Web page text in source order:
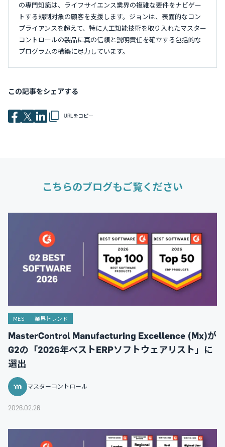
の専門知識は、ライフサイエンス業界の複雑な要件をナビゲー
トする規制対象の顧客を支援します。ジョンは、表面的なコン
プライアンスを超えて、特に人工知能技術を取り入れたマスター
コントロールの製品に真の信頼と説明責任を確立する包括的な
プログラムの構築に尽力しています。
この記事をシェアする
URLをコピー
こちらのブログもご覧ください
MES 業界トレンド
MasterControl Manufacturing Excellence (Mx)が
G2の「2026年ベストERPソフトウェアリスト」に
選出
マスターコントロール
2026.02.26